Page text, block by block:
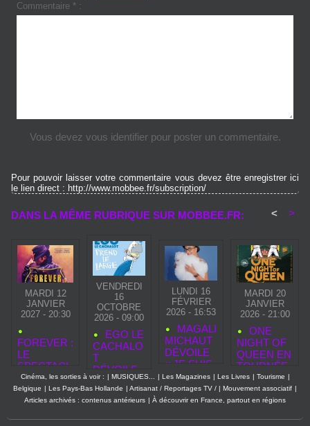
Commentaire * :
Vous devez vous identifier pour poster un commentaire.
Pour pouvoir laisser votre commentaire vous devez être enregistrer ici
le lien direct : http://www.mobbee.fr/subscription/
DANS LA MÊME RUBRIQUE SUR MOBBEE.FR: < >
MARDI 12
JANVIER
2027 - 20:30
FOREVER :
LE
SPECTACL
E
HOMMAGE
À MICHAEL
VENDREDI
16
OCTOBRE
2026 - 09:00
EGO LE
CACHALO
T
DÉVOILE
EGO LE
CACHALO
T PREND
LE
LUNDI 16
FÉVRIER
2026 - 16:53
MAGALI
MICHAUT
DÉVOILE
« JE SUIS
PARTIE »,
UN
NOUVEAU
AVANT
MARDI 20
JANVIER
2026 - 21:00
ONE
NIGHT OF
QUEEN EN
TOURNÉE
HOMMAGE
À QUEEN
Cinéma, les sorties à voir : | MUSIQUES... | Les Magazines | Les Livres | Tourisme |
Belgique | Les Pays-Bas Hollande | Artisanat / Reportages TV / | Mouvement associatif |
Articles archivés : contenus antérieurs | À découvrir en France, partout en régions